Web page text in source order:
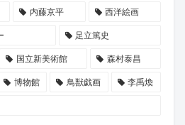
内藤京平 西洋絵画
足立篤史
国立新美術館 森村泰昌
博物館 鳥獣戯画 李禹煥